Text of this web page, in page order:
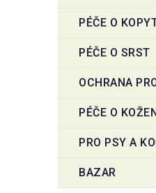
PÉČE O
PÉČE O SRST
OCHRANA
PÉČE O
PRO PSY A
BAZAR